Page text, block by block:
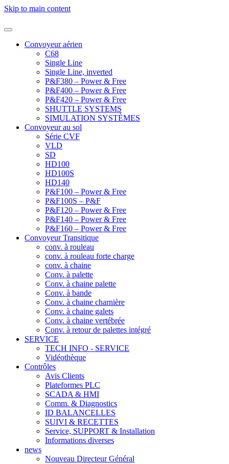
Skip to main content
Convoyeur aérien
C68
Single Line
Single Line, inverted
P&F380 – Power & Free
P&F400 – Power & Free
P&F420 – Power & Free
SHUTTLE SYSTEMS
SIMULATION SYSTÈMES
Convoyeur au sol
Série CVF
VLD
SD
HD100
HD100S
HD140
P&F100 – Power & Free
P&F100S – P&F
P&F120 – Power & Free
P&F140 – Power & Free
P&F160 – Power & Free
Convoyeur Transitique
conv. à rouleau
conv. à rouleau forte charge
conv. à chaine
Conv. à palette
Conv. à chaine palette
Conv. à bande
Conv. à chaine charnière
Conv. à chaine galets
Conv. à chaine vertébrée
Conv. à retour de palettes intégré
SERVICE
TECH INFO - SERVICE
Vidéothèque
Contrôles
Avis Clients
Plateformes PLC
SCADA & HMI
Comm. & Diagnostics
ID BALANCELLES
SUIVI & RECETTES
Service, SUPPORT & Installation
Informations diverses
news
Nouveau Directeur Général